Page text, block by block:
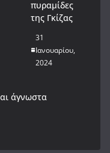
πυραμίδες
της Γκίζας
31
Ιανουαρίου,
2024
άγνωστα